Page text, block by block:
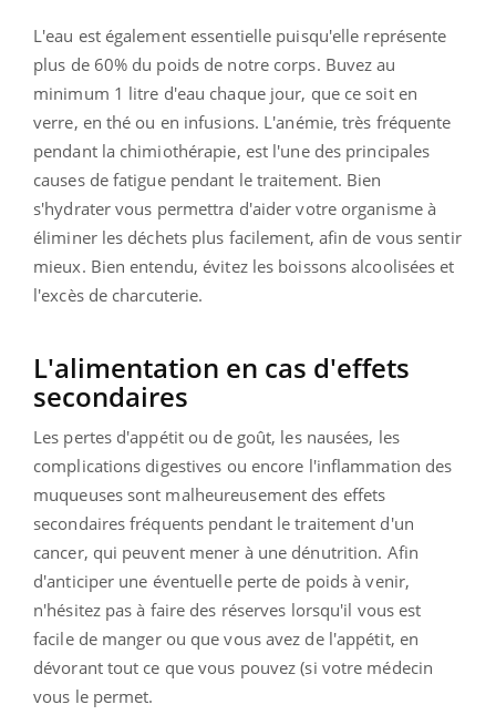
L'eau est également essentielle puisqu'elle représente
plus de 60% du poids de notre corps. Buvez au
minimum 1 litre d'eau chaque jour, que ce soit en
verre, en thé ou en infusions. L'anémie, très fréquente
pendant la chimiothérapie, est l'une des principales
causes de fatigue pendant le traitement. Bien
s'hydrater vous permettra d'aider votre organisme à
éliminer les déchets plus facilement, afin de vous sentir
mieux. Bien entendu, évitez les boissons alcoolisées et
l'excès de charcuterie.
L'alimentation en cas d'effets
secondaires
Les pertes d'appétit ou de goût, les nausées, les
complications digestives ou encore l'inflammation des
muqueuses sont malheureusement des effets
secondaires fréquents pendant le traitement d'un
cancer, qui peuvent mener à une dénutrition. Afin
d'anticiper une éventuelle perte de poids à venir,
n'hésitez pas à faire des réserves lorsqu'il vous est
facile de manger ou que vous avez de l'appétit, en
dévorant tout ce que vous pouvez (si votre médecin
vous le permet.